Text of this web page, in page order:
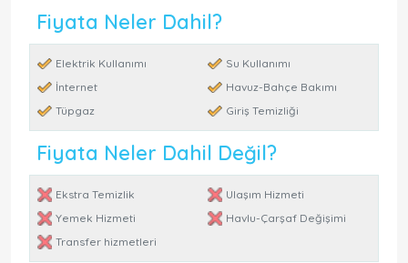
Fiyata Neler Dahil?
Elektrik Kullanımı
Su Kullanımı
İnternet
Havuz-Bahçe Bakımı
Tüpgaz
Giriş Temizliği
Fiyata Neler Dahil Değil?
Ekstra Temizlik
Ulaşım Hizmeti
Yemek Hizmeti
Havlu-Çarşaf Değişimi
Transfer hizmetleri